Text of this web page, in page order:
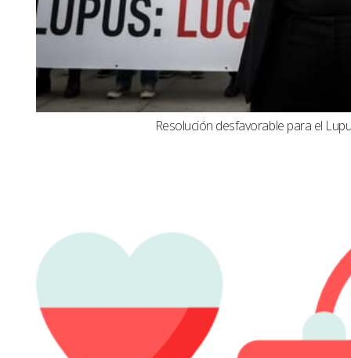
Resolución desfavorable para el